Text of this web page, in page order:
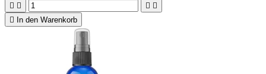
   

In den Warenkorb